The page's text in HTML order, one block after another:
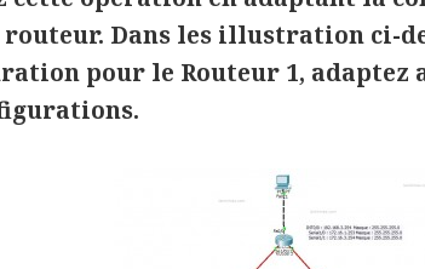
routeur. Dans les illustration ci-
pour le Routeur 1, adaptez